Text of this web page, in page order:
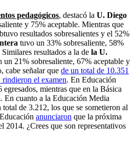
pedagógicos, destacó la U. Diego
y 75% aceptable. Mientras que
resultados sobresalientes y el 52%
tuvo un 33% sobresaliente, 58%
resultados a la de la U.
un 21% sobresaliente, 67% aceptable y
cabe señalar que de un total de 10.351
el examen. En Educación
mientras que en la Básica
En cuanto a la Educación Media
de 3.212, los que se sometieron al
anunciaron que la próxima
2014. ¿Crees que son representativos